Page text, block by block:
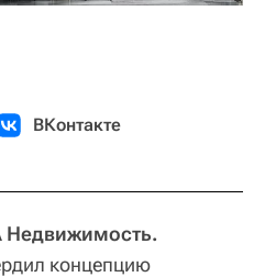
ВКонтакте
концепцию